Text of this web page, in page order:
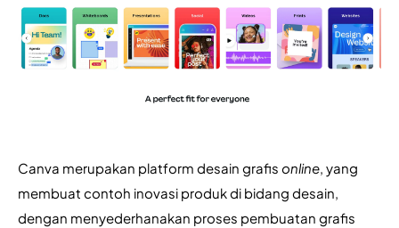
Canva merupakan platform desain grafis online, yang
membuat contoh inovasi produk di bidang desain,
dengan menyederhanakan proses pembuatan grafis